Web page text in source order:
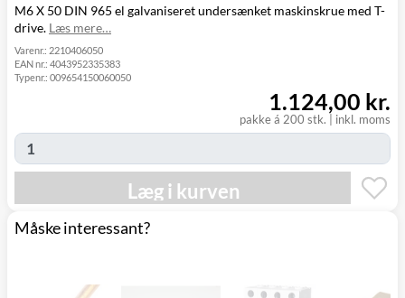
Metode
Pris
Leveres
Levering til
din adresse
Click&Collect
i Svenstrup
0,00 kr.
M6 X 50 DIN 965 el galvaniseret undersænket maskinskrue med T-
drive. Læs mere…
Varenr.: 2210406050
EAN nr.: 4043952335383
Typenr.: 009654150060050
pakke á 200 stk. inkl. moms
1.124,00 kr.
Læg i kurven
Måske interessant?